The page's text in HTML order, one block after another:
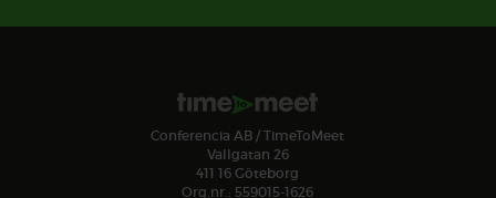
Conferencia AB / TimeToMeet
Vallgatan 26
411 16 Göteborg
Org.nr.: 559015-1626